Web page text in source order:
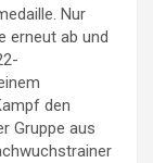
Nur
erneut ab und
den
Gruppe aus